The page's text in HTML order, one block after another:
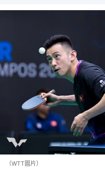
（WTT圖片）